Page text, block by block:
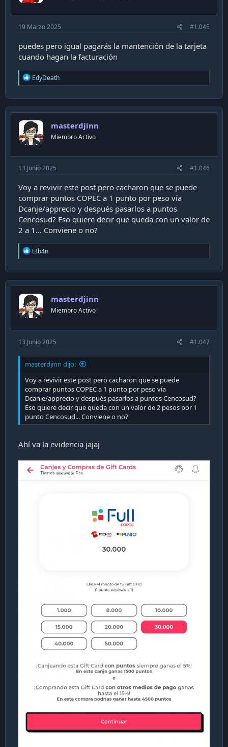
19 Marzo 2025 #1.045
puedes pero igual pagarás la mantención de la tarjeta
cuando hagan la facturación
R
e
c
t
o
n
s
EdyDeath
masterdjinn
Miembro Activo
13 Junio 2025 #1.046
Voy a revivir este post pero cacharon que se puede
comprar puntos COPEC a 1 punto por peso vía
Dcanje/apprecio y después pasarlos a puntos
Cencosud? Eso quiere decir que queda con un valor de
2 a 1... Conviene o no?
R
e
c
t
o
n
s
t3b4n
masterdjinn
Miembro Activo
13 Junio 2025 #1.047
masterdjinn dijo:
Voy a revivir este post pero cacharon que se puede
comprar puntos COPEC a 1 punto por peso vía
Dcanje/apprecio y después pasarlos a puntos Cencosud?
Eso quiere decir que queda con un valor de 2 pesos por 1
punto Cencosud... Conviene o no?
Ahí va la evidencia jajaj